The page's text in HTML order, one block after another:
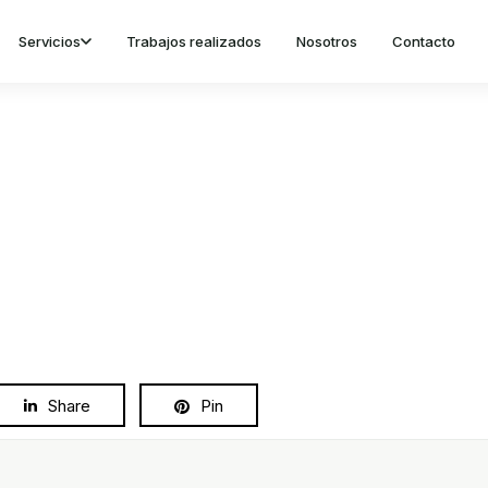
Servicios Trabajos realizados Nosotros Contacto
Share Pin